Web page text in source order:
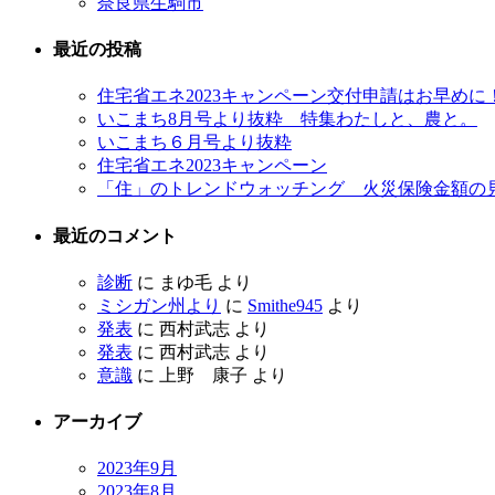
最近の投稿
住宅省エネ2023キャンペーン交付申請はお早めに！
いこまち8月号より抜粋 特集わたしと、農と。
いこまち６月号より抜粋
住宅省エネ2023キャンペーン
「住」のトレンドウォッチング 火災保険金額の
最近のコメント
診断 に まゆ毛 より
ミシガン州より に Smithe945 より
発表 に 西村武志 より
発表 に 西村武志 より
意識 に 上野 康子 より
アーカイブ
2023年9月